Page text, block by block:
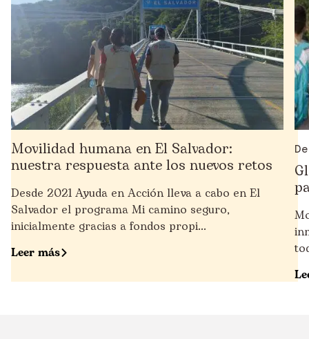
Movilidad humana en El Salvador:
nuestra respuesta ante los nuevos retos
Desde 2021 Ayuda en Acción lleva a cabo en El
Salvador el programa Mi camino seguro,
inicialmente gracias a fondos propi...
Leer más